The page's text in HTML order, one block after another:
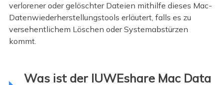
verlorener oder gelöschter Dateien mithilfe dieses Mac-
Datenwiederherstellungstools erläutert, falls es zu
versehentlichem Löschen oder Systemabstürzen
kommt.
Was ist der IUWEshare Mac Data